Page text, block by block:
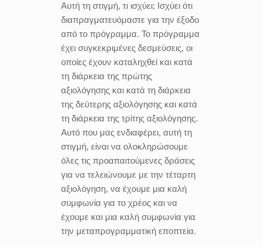
Αυτή τη στιγμή, τι ισχύει; Ισχύει ότι
διαπραγματευόμαστε για την έξοδο
από το πρόγραμμα. Το πρόγραμμα
έχει συγκεκριμένες δεσμεύσεις, οι
οποίες έχουν καταληχθεί και κατά
τη διάρκεια της πρώτης
αξιολόγησης και κατά τη διάρκεια
της δεύτερης αξιολόγησης και κατά
τη διάρκεια της τρίτης αξιολόγησης.
Αυτό που μας ενδιαφέρει, αυτή τη
στιγμή, είναι να ολοκληρώσουμε
όλες τις προαπαιτούμενες δράσεις
για να τελειώνουμε με την τέταρτη
αξιολόγηση, να έχουμε μια καλή
συμφωνία για το χρέος και να
έχουμε και μια καλή συμφωνία για
την μεταπρογραμματική εποπτεία.